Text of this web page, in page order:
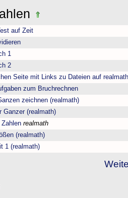
auf Zeit
1
2
Seite mit Links zu Dateien auf
zum Bruchrechnen
zeichnen (realmath)
Ganzer (realmath)
Zahlen realmath
(realmath)
1 (realmath)